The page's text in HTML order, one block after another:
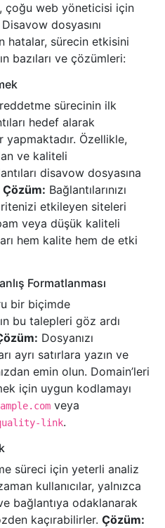
çoğu web yöneticisi için
dosyasını
hatalar, sürecin etkisini
bazıları ve çözümleri:
sürecinin ilk
hedef alarak
yapmaktadır. Özellikle,
ve kaliteli
disavow dosyasına
Çözüm: Bağlantılarınızı
etkileyen siteleri
veya düşük kaliteli
hem kalite hem de etki
Formatlanması
bir biçimde
bu talepleri göz ardı
Dosyanızı
ayrı satırlara yazın ve
emin olun. Domain’leri
için uygun kodlamayı
veya
link.
süreci için yeterli analiz
kullanıcılar, yalnızca
bağlantıya odaklanarak
kaçırabilirler. Çözüm: